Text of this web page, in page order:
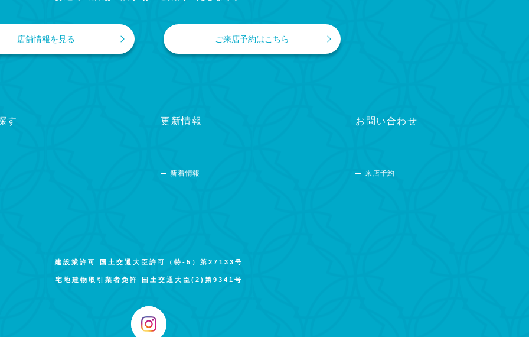
店舗情報を見る ご来店予約はこちら
す 更新情報
新着情報
お問い合わせ
来店予約
建設業許可 国土交通大臣許可（特-5）第27133号
宅地建物取引業者免許 国土交通大臣(2)第9341号